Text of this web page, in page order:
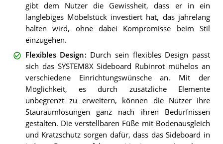
gibt dem Nutzer die Gewissheit, dass er in ein
langlebiges Möbelstück investiert hat, das jahrelang
halten wird, ohne dabei Kompromisse beim Stil
einzugehen.
Flexibles Design: Durch sein flexibles Design passt
sich das SYSTEM8X Sideboard Rubinrot mühelos an
verschiedene Einrichtungswünsche an. Mit der
Möglichkeit, es durch zusätzliche Elemente
unbegrenzt zu erweitern, können die Nutzer ihre
Stauraumlösungen ganz nach ihren Bedürfnissen
gestalten. Die verstellbaren Füße mit Bodenausgleich
und Kratzschutz sorgen dafür, dass das Sideboard in